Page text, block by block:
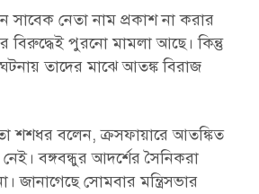
সাবেক নেতা নাম প্রকাশ না করার
বিরুদ্ধেই পুরনো মামলা আছে। কিন্তু
তাদের মাঝে আতঙ্ক বিরাজ
শশধর বলেন, ক্রসফায়ারে আতঙ্কিত
বঙ্গবন্ধুর আদর্শের সৈনিকরা
জানাগেছে সোমবার মন্ত্রিসভার